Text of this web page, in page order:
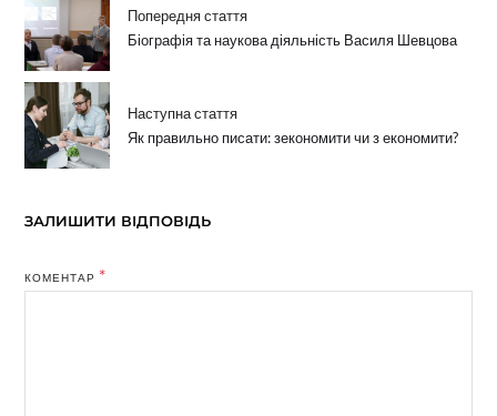
Попередня стаття
Біографія та наукова діяльність Василя Шевцова
Наступна стаття
Як правильно писати: зекономити чи з економити?
ЗАЛИШИТИ ВІДПОВІДЬ
КОМЕНТАР *